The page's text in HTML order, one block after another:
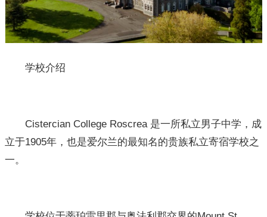
学校介绍
Cistercian College Roscrea 是一所私立男子中学，成
立于1905年，也是爱尔兰的最知名的贵族私立寄宿学校之
一。